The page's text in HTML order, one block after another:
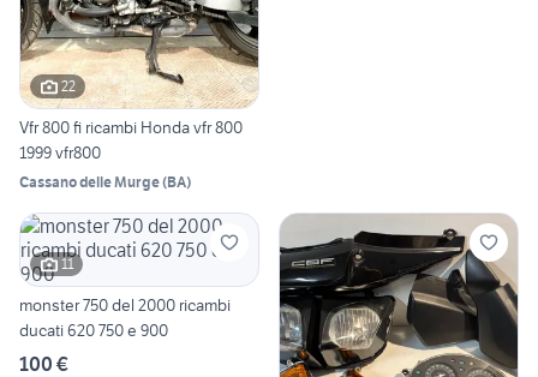
22
Vfr 800 fi ricambi Honda vfr 800
1999 vfr800
Cassano delle Murge(BA)
11
monster 750 del 2000 ricambi
ducati 620 750 e 900
100 €